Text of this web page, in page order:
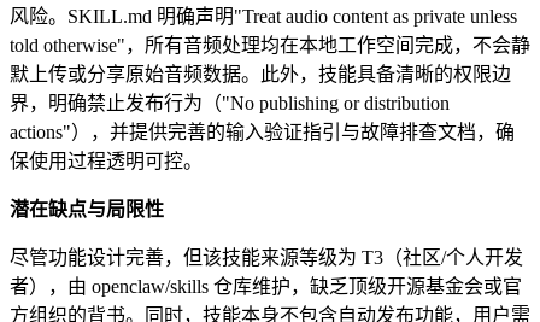
风险。SKILL.md 明确声明"Treat audio content as private unless
told otherwise"，所有音频处理均在本地工作空间完成，不会静
默上传或分享原始音频数据。此外，技能具备清晰的权限边
界，明确禁止发布行为（"No publishing or distribution
actions"），并提供完善的输入验证指引与故障排查文档，确
保使用过程透明可控。
潜在缺点与局限性
尽管功能设计完善，但该技能来源等级为 T3（社区/个人开发
者），由 openclaw/skills 仓库维护，缺乏顶级开源基金会或官
方组织的背书。同时，技能本身不包含自动发布功能，用户需